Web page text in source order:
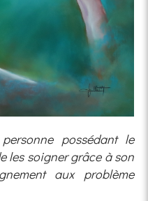
possédant le
les soigner grâce à son
aux problème